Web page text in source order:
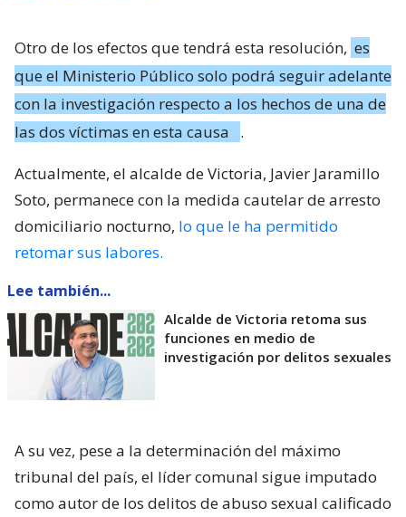
Otro de los efectos que tendrá esta resolución, es
que el Ministerio Público solo podrá seguir adelante
con la investigación respecto a los hechos de una de
las dos víctimas en esta causa
.
Actualmente, el alcalde de Victoria, Javier Jaramillo
Soto, permanece con la medida cautelar de arresto
domiciliario nocturno, lo que le ha permitido
retomar sus labores.
Lee también...
Alcalde de Victoria retoma sus
funciones en medio de
investigación por delitos sexuales
A su vez, pese a la determinación del máximo
tribunal del país, el líder comunal sigue imputado
como autor de los delitos de abuso sexual calificado